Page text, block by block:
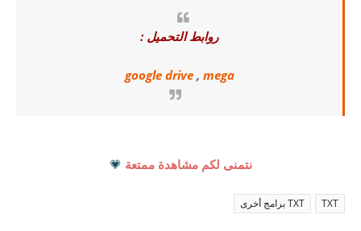
روابط التحميل :
google drive, mega
نتمنى لكم مشاهدة ممتعة 💗
TXT TXT برامج أخرى